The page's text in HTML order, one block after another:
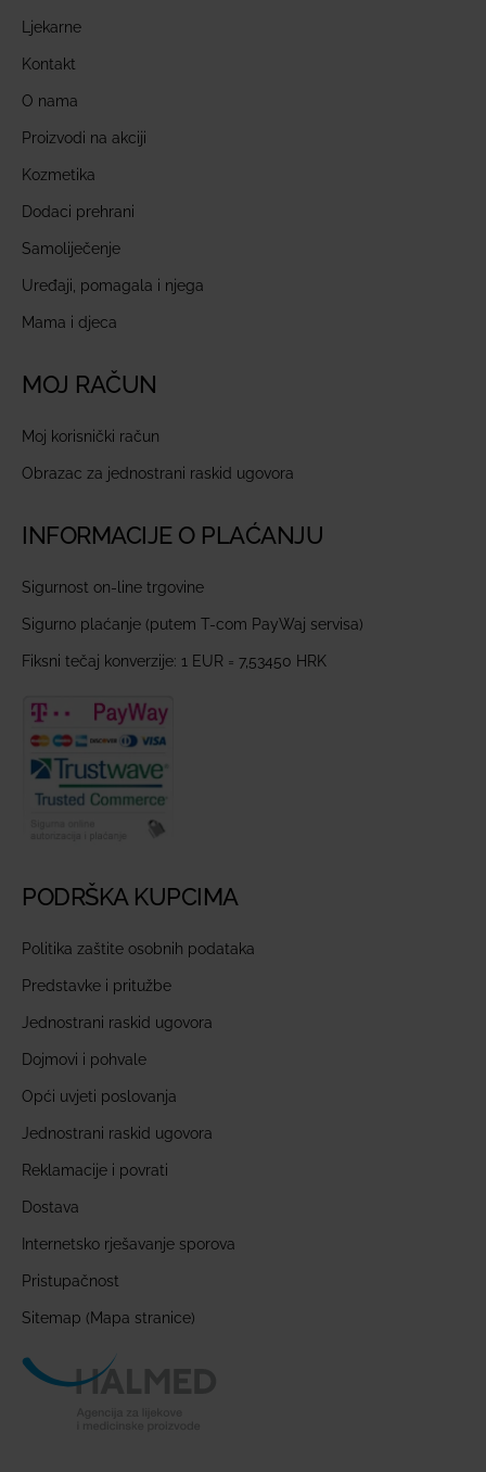
Ljekarne
Kontakt
O nama
Proizvodi na akciji
Kozmetika
Dodaci prehrani
Samoliječenje
Uređaji, pomagala i njega
Mama i djeca
MOJ RAČUN
Moj korisnički račun
Obrazac za jednostrani raskid ugovora
INFORMACIJE O PLAĆANJU
Sigurnost on-line trgovine
Sigurno plaćanje (putem T-com PayWaj servisa)
Fiksni tečaj konverzije: 1 EUR = 7,53450 HRK
PODRŠKA KUPCIMA
Politika zaštite osobnih podataka
Predstavke i pritužbe
Jednostrani raskid ugovora
Dojmovi i pohvale
Opći uvjeti poslovanja
Jednostrani raskid ugovora
Reklamacije i povrati
Dostava
Internetsko rješavanje sporova
Pristupačnost
Sitemap (Mapa stranice)